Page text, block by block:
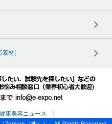
材］
健康美容ニュース